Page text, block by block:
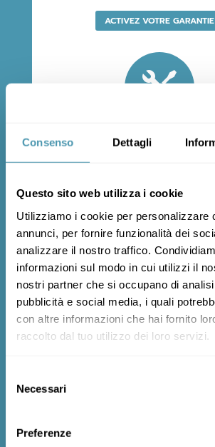
Consenso Dettagli
Questo sito web utilizza i cookie
Utilizziamo i cookie per personalizzare
annunci, per fornire funzionalità dei
analizzare il nostro traffico.
informazioni sul modo in cui utilizzi il
nostri partner che si occupano di analisi
pubblicità e social media, i quali
con altre informazioni che hai fornito
raccolto dal tuo utilizzo dei loro servizi.
delNecessari
Preferenze
ACTIVEZ VOTRE GARANTIE

ENTRETIEN ET
Prendre soin de nos produits est
vélo vous accompagnera pendant
MAINTENANCE
